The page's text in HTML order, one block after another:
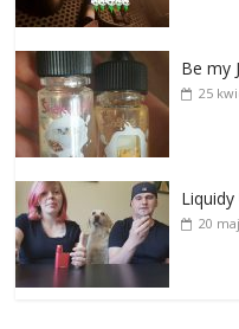
Be my
25
Liquidy
20